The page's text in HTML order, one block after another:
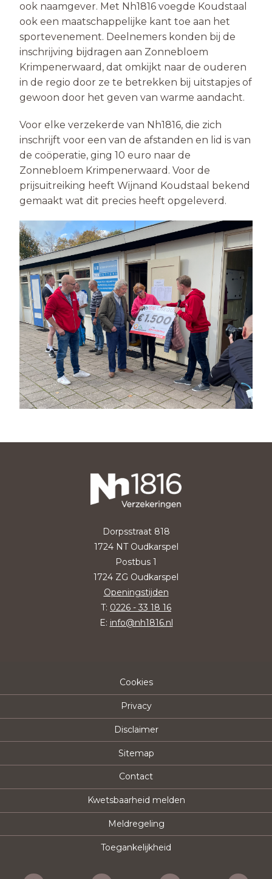
ook naamgever. Met Nh1816 voegde Koudstaal
ook een maatschappelijke kant toe aan het
sportevenement. Deelnemers konden bij de
inschrijving bijdragen aan Zonnebloem
Krimpenerwaard, dat omkijkt naar de ouderen
in de regio door ze te betrekken bij uitstapjes of
gewoon door het geven van warme aandacht.
Voor elke verzekerde van Nh1816, die zich
inschrijft voor een van de afstanden en lid is van
de coöperatie, ging 10 euro naar de
Zonnebloem Krimpenerwaard. Voor de
prijsuitreiking heeft Wijnand Koudstaal bekend
gemaakt wat dit precies heeft opgeleverd.
Dorpsstraat 818
1724 NT Oudkarspel
Postbus 1
1724 ZG Oudkarspel
Openingstijden
T: 0226 - 33 18 16
E: info@nh1816.nl
Cookies
Privacy
Disclaimer
Sitemap
Contact
Kwetsbaarheid melden
Meldregeling
Toegankelijkheid